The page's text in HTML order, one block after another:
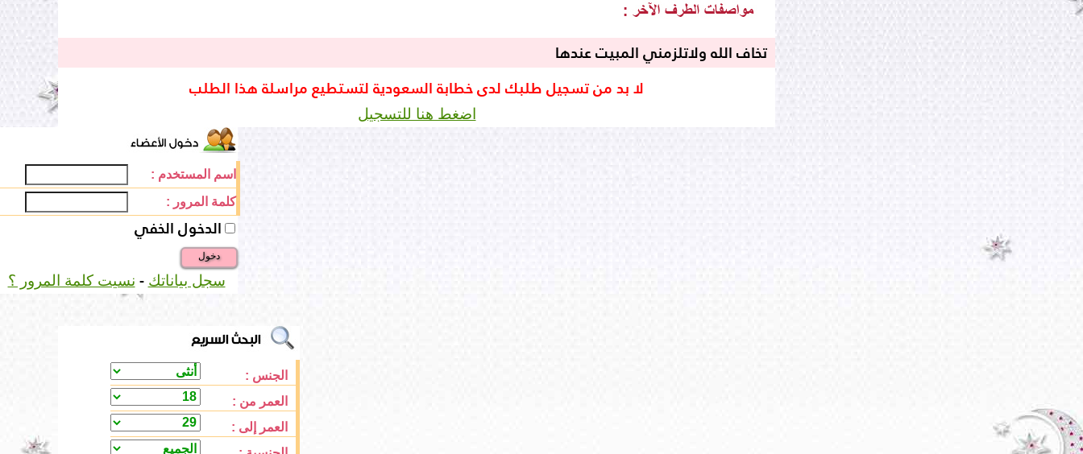
تخاف الله ولاتلزمني المبيت عندها
لا بد من تسجيل طلبك لدى خطابة السعودية لتستطيع مراسلة هذا الطلب
اضغط هنا للتسجيل
اسم المستخدم :
كلمة المرور :
الدخول الخفي
دخول
سجل بياناتك-نسيت كلمة المرور ؟
الجنس :
العمر من :
العمر إلى :